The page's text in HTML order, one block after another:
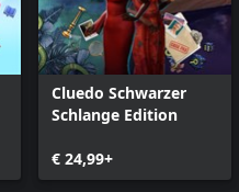
Cluedo Schwarzer
Schlange Edition
€ 24,99+